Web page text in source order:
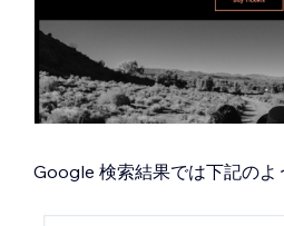
Google 検索結果では下記のよ